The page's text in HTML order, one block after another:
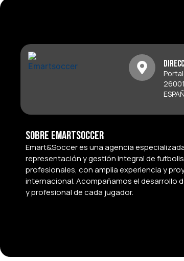
Sobre Emartsoccer
Emart&Soccer es una agencia
representación y gestión integral de
profesionales, con amplia experiencia y
internacional. Acompañamos el desarrollo
y profesional de cada jugador.